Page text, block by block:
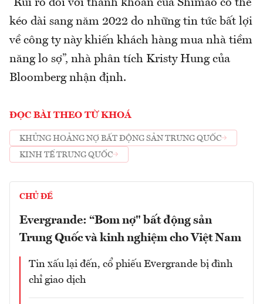
“Rủi ro đối với thanh khoản của Shimao có thể
kéo dài sang năm 2022 do những tin tức bất lợi
về công ty này khiến khách hàng mua nhà tiềm
năng lo sợ”, nhà phân tích Kristy Hung của
Bloomberg nhận định.
ĐỌC BÀI THEO TỪ KHOÁ
KHỦNG HOẢNG NỢ BẤT ĐỘNG SẢN TRUNG QUỐC
KINH TẾ TRUNG QUỐC
CHỦ ĐỀ
Evergrande: “Bom nợ" bất động sản
Trung Quốc và kinh nghiệm cho Việt Nam
Tin xấu lại đến, cổ phiếu Evergrande bị đình
chỉ giao dịch